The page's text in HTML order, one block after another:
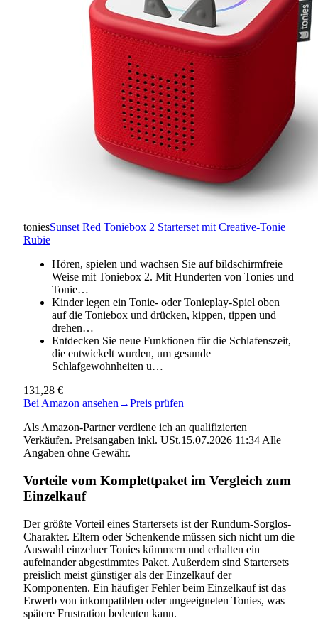
toniesSunset Red Toniebox 2 Starterset mit Creative-Tonie
Rubie
Hören, spielen und wachsen Sie auf bildschirmfreie
Weise mit Toniebox 2. Mit Hunderten von Tonies und
Tonie…
Kinder legen ein Tonie- oder Tonieplay-Spiel oben
auf die Toniebox und drücken, kippen, tippen und
drehen…
Entdecken Sie neue Funktionen für die Schlafenszeit,
die entwickelt wurden, um gesunde
Schlafgewohnheiten u…
131,28 €
Bei Amazon ansehen →Preis prüfen
Als Amazon-Partner verdiene ich an qualifizierten
Verkäufen. Preisangaben inkl. USt.15.07.2026 11:34 Alle
Angaben ohne Gewähr.
Vorteile vom Komplettpaket im Vergleich zum
Einzelkauf
Der größte Vorteil eines Startersets ist der Rundum-Sorglos-
Charakter. Eltern oder Schenkende müssen sich nicht um die
Auswahl einzelner Tonies kümmern und erhalten ein
aufeinander abgestimmtes Paket. Außerdem sind Startersets
preislich meist günstiger als der Einzelkauf der
Komponenten. Ein häufiger Fehler beim Einzelkauf ist das
Erwerb von inkompatiblen oder ungeeigneten Tonies, was
spätere Frustration bedeuten kann.